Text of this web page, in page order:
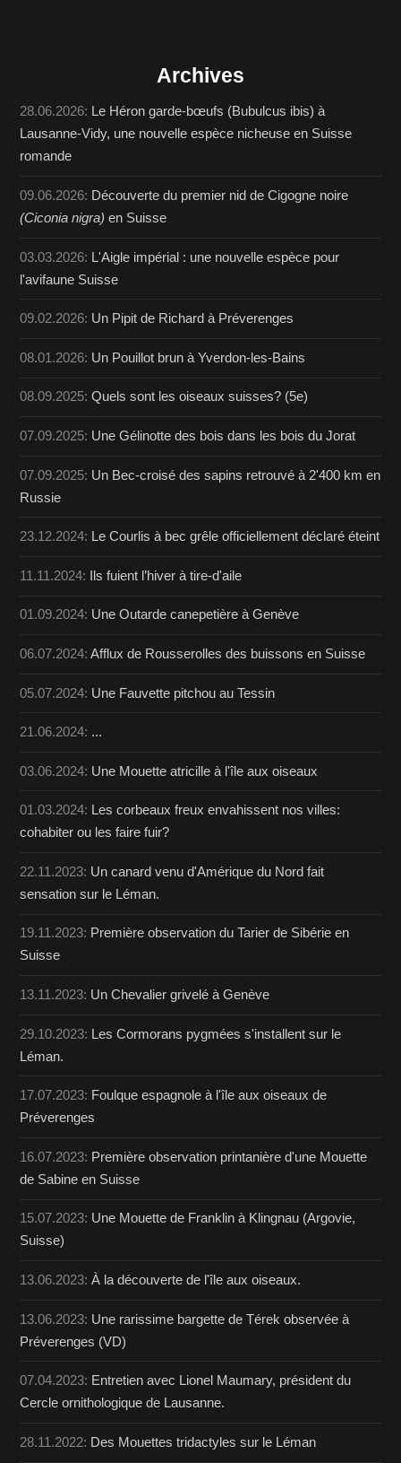
Archives
28.06.2026: Le Héron garde-bœufs (Bubulcus ibis) à
Lausanne-Vidy, une nouvelle espèce nicheuse en Suisse
romande
09.06.2026: Découverte du premier nid de Cigogne noire
(Ciconia nigra) en Suisse
03.03.2026: L'Aigle impérial : une nouvelle espèce pour
l'avifaune Suisse
09.02.2026: Un Pipit de Richard à Préverenges
08.01.2026: Un Pouillot brun à Yverdon-les-Bains
08.09.2025:Quels sont les oiseaux suisses? (5e)
07.09.2025: Une Gélinotte des bois dans les bois du Jorat
07.09.2025: Un Bec-croisé des sapins retrouvé à 2'400 km en
Russie
23.12.2024: Le Courlis à bec grêle officiellement déclaré éteint
11.11.2024: Ils fuient l’hiver à tire-d'aile
01.09.2024: Une Outarde canepetière à Genève
06.07.2024:Afflux de Rousserolles des buissons en Suisse
05.07.2024: Une Fauvette pitchou au Tessin
21.06.2024: ...
03.06.2024: Une Mouette atricille à l'île aux oiseaux
01.03.2024: Les corbeaux freux envahissent nos villes:
cohabiter ou les faire fuir?
22.11.2023: Un canard venu d'Amérique du Nord fait
sensation sur le Léman.
19.11.2023: Première observation du Tarier de Sibérie en
Suisse
13.11.2023: Un Chevalier grivelé à Genève
29.10.2023: Les Cormorans pygmées s'installent sur le
Léman.
17.07.2023: Foulque espagnole à l'île aux oiseaux de
Préverenges
16.07.2023: Première observation printanière d'une Mouette
de Sabine en Suisse
15.07.2023: Une Mouette de Franklin à Klingnau (Argovie,
Suisse)
13.06.2023:À la découverte de l'île aux oiseaux.
13.06.2023: Une rarissime bargette de Térek observée à
Préverenges (VD)
07.04.2023: Entretien avec Lionel Maumary, président du
Cercle ornithologique de Lausanne.
28.11.2022: Des Mouettes tridactyles sur le Léman